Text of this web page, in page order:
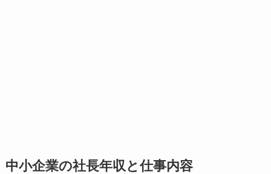
中小企業の社長年収と仕事内容